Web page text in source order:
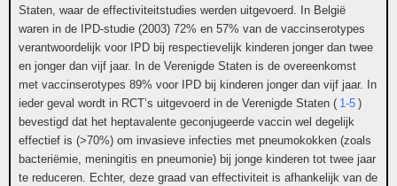
Staten, waar de effectiviteitstudies werden uitgevoerd. In België
waren in de IPD-studie (2003) 72% en 57% van de vaccinserotypes
verantwoordelijk voor IPD bij respectievelijk kinderen jonger dan twee
en jonger dan vijf jaar. In de Verenigde Staten is de overeenkomst
met vaccinserotypes 89% voor IPD bij kinderen jonger dan vijf jaar. In
ieder geval wordt in RCT’s uitgevoerd in de Verenigde Staten ( 1-5 )
bevestigd dat het heptavalente geconjugeerde vaccin wel degelijk
effectief is (>70%) om invasieve infecties met pneumokokken (zoals
bacteriëmie, meningitis en pneumonie) bij jonge kinderen tot twee jaar
te reduceren. Echter, deze graad van effectiviteit is afhankelijk van de